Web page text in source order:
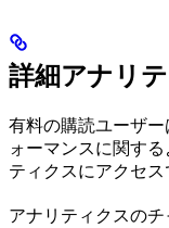
詳細アナリ
有料の購読ユーザ
ォーマンスに関す
ティクスにアクセス
アナリティクスの